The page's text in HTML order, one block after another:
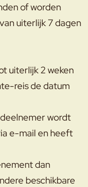
of worden
uiterlijk 7 dagen
uiterlijk 2 weken
reis de datum
wordt
e-mail en heeft
dan
beschikbare